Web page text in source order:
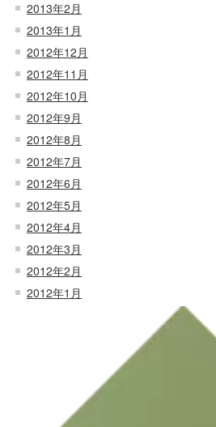
2013年2月
2013年1月
2012年12月
2012年11月
2012年10月
2012年9月
2012年8月
2012年7月
2012年6月
2012年5月
2012年4月
2012年3月
2012年2月
2012年1月